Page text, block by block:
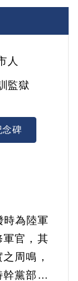
人
監獄
念碑
時為陸軍
軍官，其
周鳴，
黨部臺